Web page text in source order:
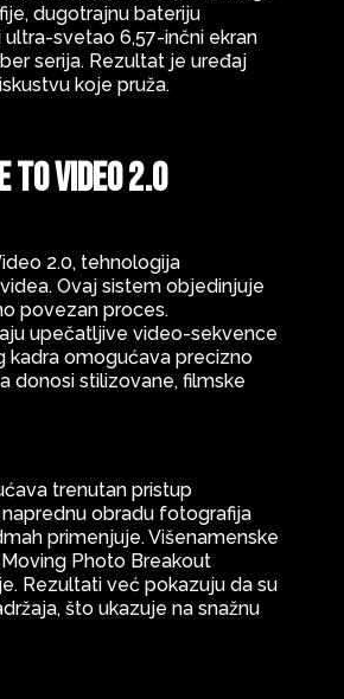
dugotrajnu bateriju
svetao 6,57-inčni ekran
serija. Rezultat je uređaj
koje pruža.
to Video 2.0
2.0, tehnologija
Ovaj sistem objedinjuje
povezan proces.
upečatljive video-sekvence
kadra omogućava precizno
donosi stilizovane, filmske
trenutan pristup
obradu fotografija
primenjuje. Višenamenske
Photo Breakout
Rezultati već pokazuju da su
što ukazuje na snažnu